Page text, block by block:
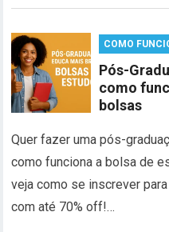
COMO
Pós-
como
bolsas
Quer fazer uma pós-
como funciona a bolsa de
veja como se inscrever
com até 70% off!…